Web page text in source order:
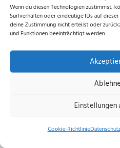
Wenn du diesen Technologien zustimmst,
Surfverhalten oder eindeutige IDs auf
deine Zustimmung nicht erteilst oder
und Funktionen beeinträchtigt werden.
Einstellungen
Cookie-Richtlinie
Folge uns auf
Datenschutzerklärung|
Richtlinie
© 2026